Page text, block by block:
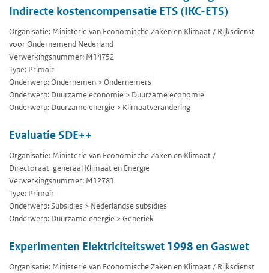
Indirecte kostencompensatie ETS (IKC-ETS)
Organisatie: Ministerie van Economische Zaken en Klimaat / Rijksdienst
voor Ondernemend Nederland
Verwerkingsnummer: M14752
Type: Primair
Onderwerp: Ondernemen > Ondernemers
Onderwerp: Duurzame economie > Duurzame economie
Onderwerp: Duurzame energie > Klimaatverandering
Evaluatie SDE++
Organisatie: Ministerie van Economische Zaken en Klimaat /
Directoraat-generaal Klimaat en Energie
Verwerkingsnummer: M12781
Type: Primair
Onderwerp: Subsidies > Nederlandse subsidies
Onderwerp: Duurzame energie > Generiek
Experimenten Elektriciteitswet 1998 en Gaswet
Organisatie: Ministerie van Economische Zaken en Klimaat / Rijksdienst